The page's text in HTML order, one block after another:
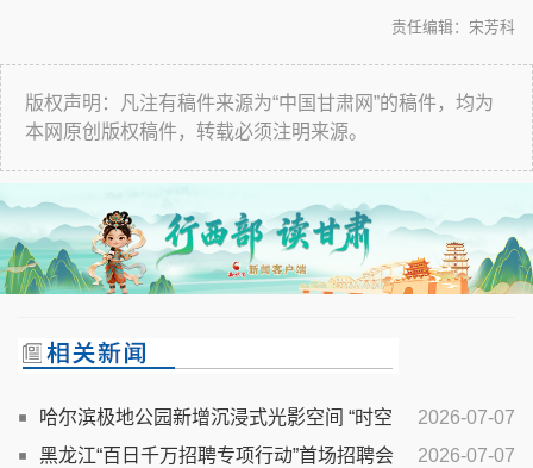
责任编辑：宋芳科
版权声明：凡注有稿件来源为“中国甘肃网”的稿件，均为
本网原创版权稿件，转载必须注明来源。
2026-07-07
哈尔滨极地公园新增沉浸式光影空间 “时空
幻镜”正式对外开放
2026-07-07
黑龙江“百日千万招聘专项行动”首场招聘会